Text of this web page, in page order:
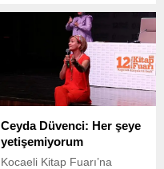
Dursun ve yönetimlerini
makamında konuk etti
Kocaeli Büyükşehir Belediye
Başkanı Tahir Büyükakın,
Kocaeli Gümüşhaneliler
Vakfı Başkanı Kenan Öge
ile Kocaeli Erzurum
Dernekler Federasyonu
Başkanı Tekin Dursun...
Ceyda Düvenci: Her şeye
yetişemiyorum
Kocaeli Kitap Fuarı’na